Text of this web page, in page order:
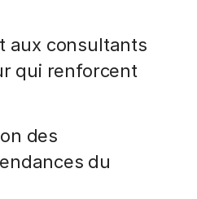
aux consultants
qui renforcent
des
du